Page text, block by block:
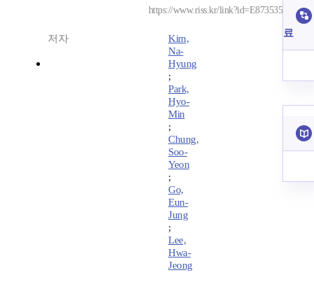
https://www.riss.kr/link?id=E873535
저자
Kim,
Na-
Hyung
;
Park,
Hyo-
Min
;
Chung,
Soo-
Yeon
;
Go,
Eun-
Jung
;
Lee,
Hwa-
Jeong
료